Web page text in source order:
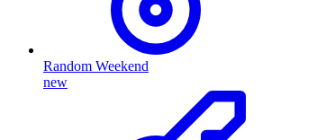
Random Weekend
new